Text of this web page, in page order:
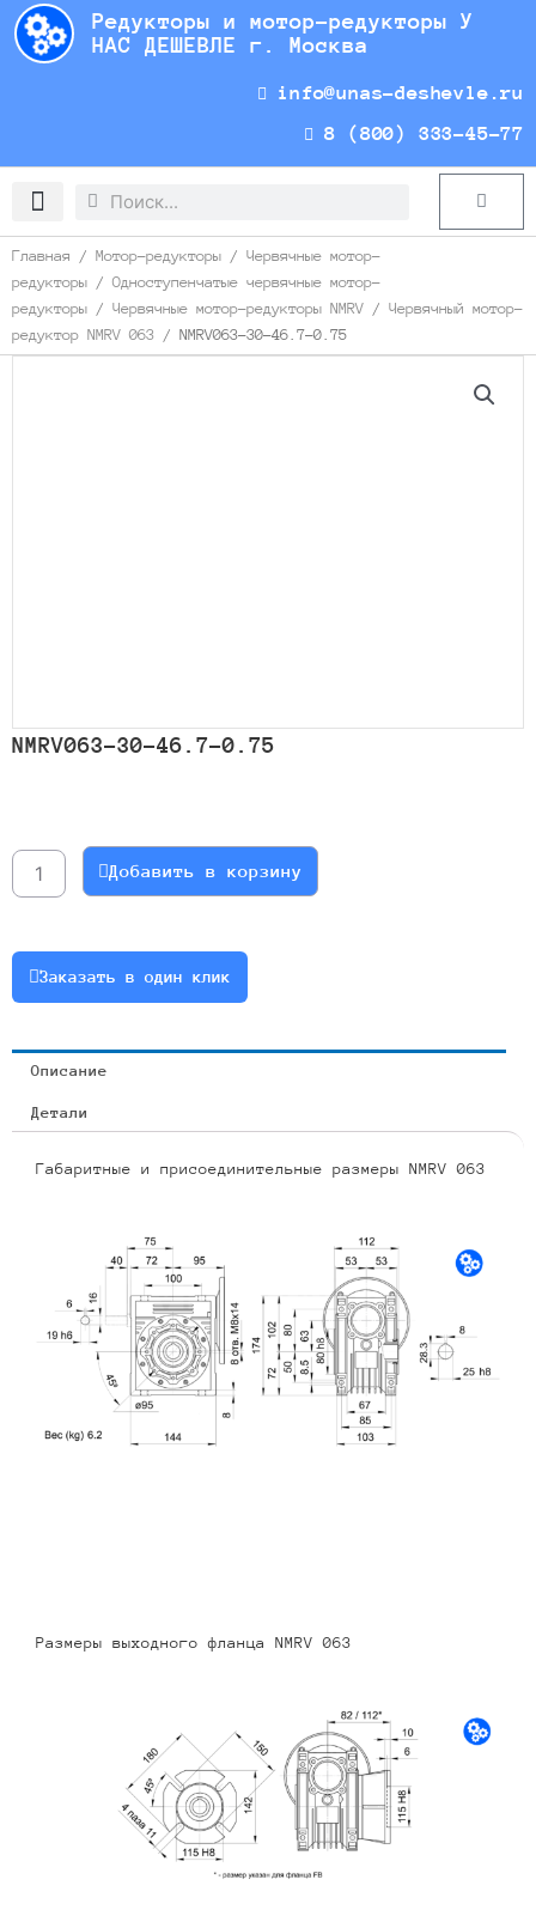
Перейти
содержимому
Редукторы и мотор-редукторы У
НАС ДЕШЕВЛЕ г. Москва
info@unas-deshevle.ru
8 (800) 333-45-77
Search
Search Cart
Главная / Мотор-редукторы / Червячные мотор-
редукторы / Одноступенчатые червячные мотор-
редукторы / Червячные мотор-редукторы NMRV / Червячный мотор-
редуктор NMRV 063 / NMRV063-30-46.7-0.75
NMRV063-30-46.7-0.75
NMRV063-
30-
Добавить в корзину
Заказать в один клик
Описание
Детали
Габаритные и присоединительные размеры NMRV 063
Размеры выходного фланца NMRV 063